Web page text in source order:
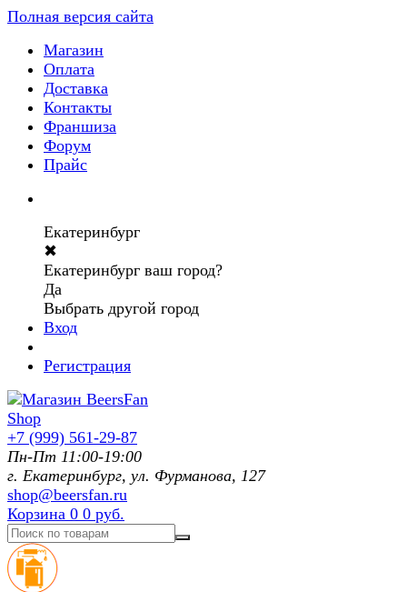
Полная версия сайта
Магазин
Оплата
Доставка
Контакты
Франшиза
Форум
Прайс
Екатеринбург
✖
Екатеринбург ваш город?
Да
Выбрать другой город
Вход
Регистрация
+7 (999) 561-29-87
Пн-Пт 11:00-19:00
г. Екатеринбург, ул. Фурманoва, 127
shop@beersfan.ru
Корзина 0 0 руб.